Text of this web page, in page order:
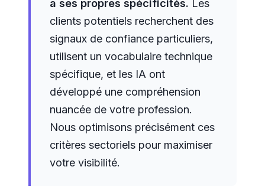
a ses propres spécificités. Les
clients potentiels recherchent des
signaux de confiance particuliers,
utilisent un vocabulaire technique
spécifique, et les IA ont
développé une compréhension
nuancée de votre profession.
Nous optimisons précisément ces
critères sectoriels pour maximiser
votre visibilité.